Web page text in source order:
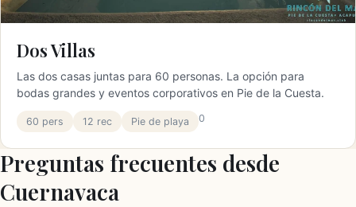
Dos Villas
Las dos casas juntas para 60 personas. La opción para
bodas grandes y eventos corporativos en Pie de la Cuesta.
60 pers 12 rec Pie de playa 0
Preguntas frecuentes desde
Cuernavaca